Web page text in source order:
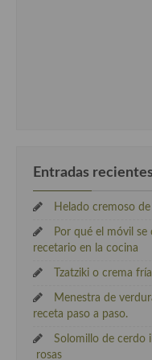
Entradas
Helado cremoso
Por qué el móvil
recetario en la cocina
Tzatziki o crema
Menestra de
receta paso a paso.
Solomillo de cerdo
rosas